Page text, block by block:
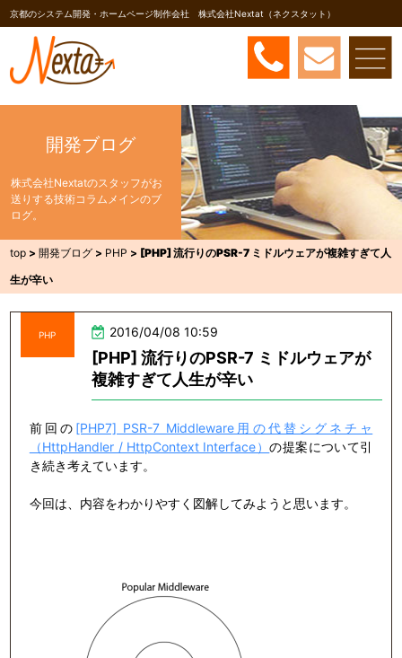
京都のシステム開発・ホームページ制作会社 株式会社Nextat（ネクスタット）
開発ブログ
株式会社Nextatのスタッフがお
送りする技術コラムメインのブ
ログ。
top >開発ブログ > PHP > [PHP] 流行りのPSR-7 ミドルウェアが複雑すぎて人
生が辛い
PHP 2016/04/08 10:59
[PHP] 流行りのPSR-7 ミドルウェアが
複雑すぎて人生が辛い
前回の [PHP7] PSR-7 Middleware用の代替シグネチャ
（HttpHandler / HttpContext Interface）の提案について引
き続き考えています。
今回は、内容をわかりやすく図解してみようと思います。